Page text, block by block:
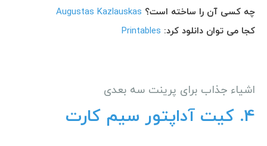
چه کسی آن را ساخته است؟ Augustas Kazlauskas
کجا می توان دانلود کرد: Printables
اشیاء جذاب برای پرینت سه بعدی
4. کیت آداپتور سیم کارت